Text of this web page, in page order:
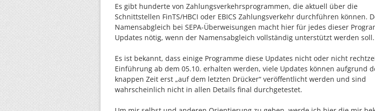
Es gibt hunderte von Zahlungsverkehrsprogrammen, die aktuell über die
Schnittstellen FinTS/HBCI oder EBICS Zahlungsverkehr durchführen können.
Namensabgleich bei SEPA-Überweisungen macht hier für jedes dieser
Updates nötig, wenn der Namensabgleich vollständig unterstützt werden soll.
Es ist bekannt, dass einige Programme diese Updates nicht oder nicht
Einführung ab dem 05.10. erhalten werden, viele Updates können aufgrund
knappen Zeit erst „auf dem letzten Drücker“ veröffentlicht werden und sind
wahrscheinlich nicht in allen Details final durchgetestet.